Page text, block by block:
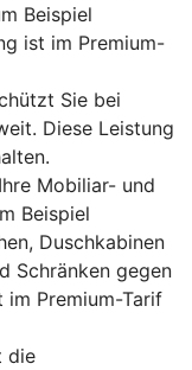
Beispiel
ist im Premium-
Sie bei
Diese Leistung
Mobiliar- und
Beispiel
Duschkabinen
Schränken gegen
im Premium-Tarif
die